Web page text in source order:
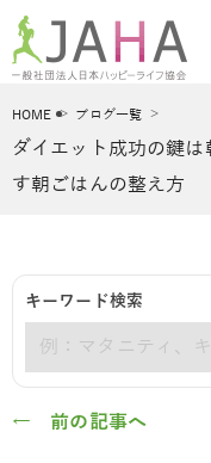
HOME ブログ一覧
ダイエット成功の鍵
す朝ごはんの整え方
キーワード検索
← 前の記事へ